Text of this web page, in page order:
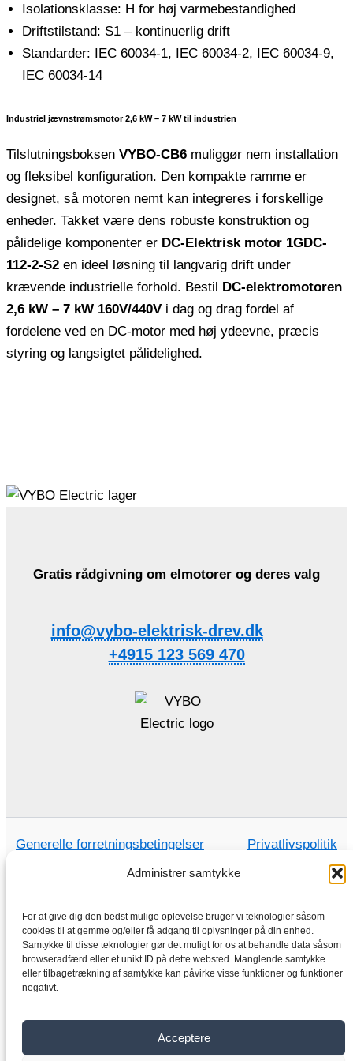
Administrer samtykke
For at give dig den bedst mulige oplevelse bruger vi teknologier såsom
cookies til at gemme og/eller få adgang til oplysninger på din enhed.
Samtykke til disse teknologier gør det muligt for os at behandle data såsom
browseradfærd eller et unikt ID på dette websted. Manglende samtykke
eller tilbagetrækning af samtykke kan påvirke visse funktioner og funktioner
negativt.
Acceptere
Isolationsklasse: H for høj varmebestandighed
Driftstilstand: S1 – kontinuerlig drift
Standarder: IEC 60034-1, IEC 60034-2, IEC 60034-9,
IEC 60034-14
Industriel jævnstrømsmotor 2,6 kW – 7 kW til industrien
Tilslutningsboksen VYBO-CB6 muliggør nem installation
og fleksibel konfiguration. Den kompakte ramme er
designet, så motoren nemt kan integreres i forskellige
enheder. Takket være dens robuste konstruktion og
pålidelige komponenter er DC-Elektrisk motor 1GDC-
112-2-S2 en ideel løsning til langvarig drift under
krævende industrielle forhold. Bestil DC-elektromotoren
2,6 kW – 7 kW 160V/440V i dag og drag fordel af
fordelene ved en DC-motor med høj ydeevne, præcis
styring og langsigtet pålidelighed.
Gratis rådgivning om elmotorer og deres valg
info@vybo-elektrisk-drev.dk
+4915 123 569 470
Generelle forretningsbetingelser Privatlivspolitik
Hjem
Butik
Elektriske motorer
Gearkasse
Om os